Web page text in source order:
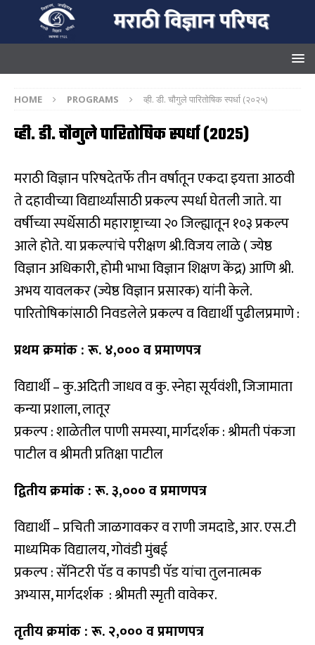
HOME PROGRAMS व्ही. डी. चौगुले पारितोषिक स्पर्धा (२०२५)
व्ही. डी. चौगुले पारितोषिक स्पर्धा (२०२५)
मराठी विज्ञान परिषदेतर्फे तीन वर्षातून एकदा इयत्ता आठवी
ते दहावीच्या विद्यार्थ्यांसाठी प्रकल्प स्पर्धा घेतली जाते. या
वर्षीच्या स्पर्धेसाठी महाराष्ट्राच्या २० जिल्ह्यातून १०३ प्रकल्प
आले होते. या प्रकल्पांचे परीक्षण श्री.विजय लाळे ( ज्येष्ठ
विज्ञान अधिकारी, होमी भाभा विज्ञान शिक्षण केंद्र) आणि श्री.
अभय यावलकर (ज्येष्ठ विज्ञान प्रसारक) यांनी केले.
पारितोषिकांसाठी निवडलेले प्रकल्प व विद्यार्थी पुढीलप्रमाणे :
प्रथम क्रमांक : रू. ४,००० व प्रमाणपत्र
विद्यार्थी – कु.अदिती जाधव व कु. स्नेहा सूर्यवंशी, जिजामाता
कन्या प्रशाला, लातूर
प्रकल्प : शाळेतील पाणी समस्या, मार्गदर्शक : श्रीमती पंकजा
पाटील व श्रीमती प्रतिक्षा पाटील
द्वितीय क्रमांक : रू. ३,००० व प्रमाणपत्र
विद्यार्थी – प्रचिती जाळगावकर व राणी जमदाडे, आर. एस.टी
माध्यमिक विद्यालय, गोवंडी मुंबई
प्रकल्प : सॅनिटरी पॅड व कापडी पॅड यांचा तुलनात्मक
अभ्यास, मार्गदर्शक : श्रीमती स्मृती वावेकर.
तृतीय क्रमांक : रू. २,००० व प्रमाणपत्र